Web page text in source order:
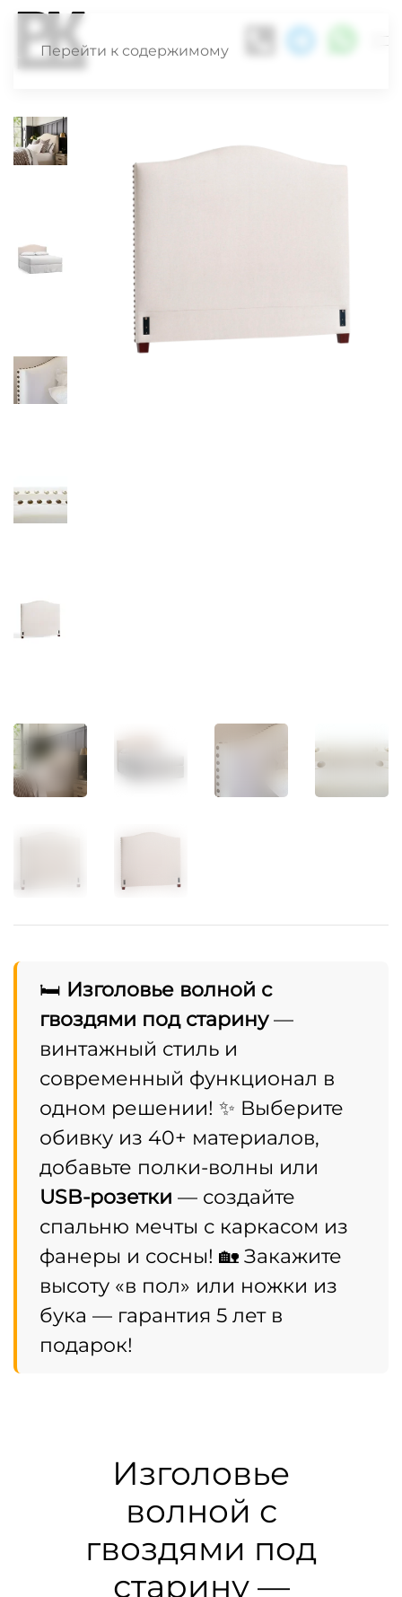
Перейти к содержимому
🛏️ Изголовье волной с
гвоздями под старину—
винтажный стиль и
современный функционал в
одном решении! ✨ Выберите
обивку из 40+ материалов,
добавьте полки-волны или
USB-розетки — создайте
спальню мечты с каркасом из
фанеры и сосны! 🏡 Закажите
высоту «в пол» или ножки из
бука — гарантия 5 лет в
подарок!
Изголовье
волной с
гвоздями под
старину —